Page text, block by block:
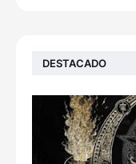
DESTACADO